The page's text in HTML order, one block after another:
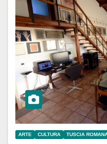
ARTE CULTURA TUSCIA